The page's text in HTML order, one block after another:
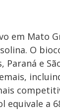
em Mato
O
e
a